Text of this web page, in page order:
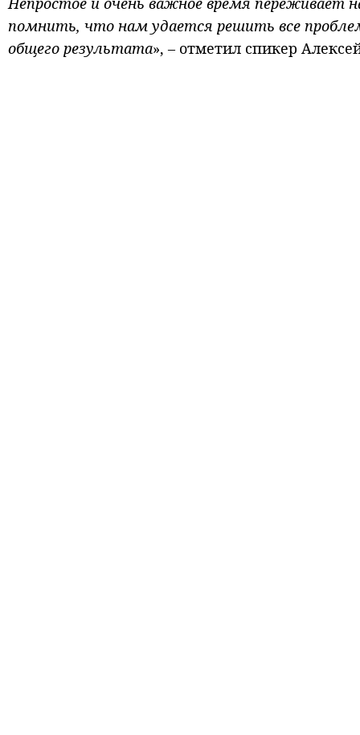
помнить, что нам удается решить все
общего результата», – отметил спикер